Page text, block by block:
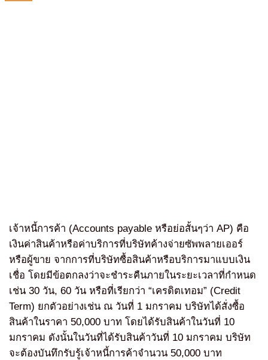
เจ้าหนี้การค้า (Accounts payable หรือย่อสั้นๆว่า AP) คือ
เงินค่าสินค้าหรือค่าบริการที่บริษัทค้างจ่ายซัพพลายเออร์
หรือผู้ขาย จากการที่บริษัทซื้อสินค้าหรือบริการมาแบบเงิน
เชื่อ โดยมีข้อตกลงว่าจะชำระคืนภายในระยะเวลาที่กำหนด
เช่น 30 วัน, 60 วัน หรือที่เรียกว่า “เครดิตเทอม” (Credit
Term) ยกตัวอย่างเช่น ณ วันที่ 1 มกราคม บริษัทได้สั่งซื้อ
สินค้าในราคา 50,000 บาท โดยได้รับสินค้าในวันที่ 10
มกราคม ดังนั้นในวันที่ได้รับสินค้าวันที่ 10 มกราคม บริษัท
จะต้องบันทึกรับรู้เจ้าหนี้การค้าจำนวน 50,000 บาท